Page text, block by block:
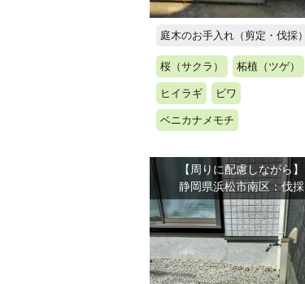
庭木のお手入れ（剪定・伐採）
桜（サクラ） 柘植（ツゲ）
ヒイラギ ビワ
ベニカナメモチ
【周りに配慮しながら】
静岡県浜松市南区：伐採